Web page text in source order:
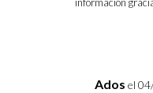
información
Ados el